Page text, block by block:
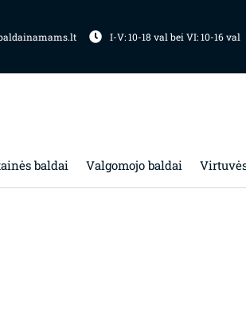
I-V: 10-18 val bei VI: 10-16 val
baldai Valgomojo baldai